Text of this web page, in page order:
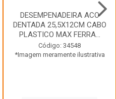
DESEMPENADEIRA ACO
DENTADA 25,5X12CM CABO
PLASTICO MAX FERRA...
Código: 34548
*Imagem meramente ilustrativa